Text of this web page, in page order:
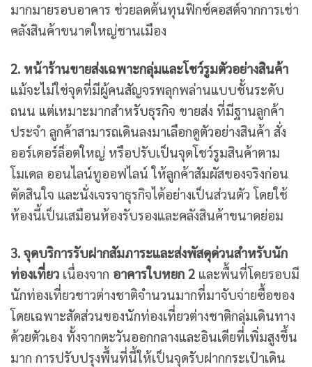
มากมายรอบอาคาร ช่วยลดต้นทุนฟิกซ์คอสต์จากการเช่า
คลังสินค้าขนาดใหญ่ชานเมือง
2. หน้าร้านขายส่งเฉพาะกลุ่มและโชว์รูมตัวอย่างสินค้า
แม้จะไม่ใช่จุดที่มีผู้คนสัญจรพลุกพล่านแบบชั้นระดับ
ถนน แต่เหมาะมากสำหรับธุรกิจ ขายส่ง ที่มีฐานลูกค้า
ประจำ ลูกค้าสามารถเดินลงมาเลือกดูตัวอย่างสินค้า สั่ง
ออร์เดอร์ล็อตใหญ่ หรือปรับเป็นจุดโชว์รูมสินค้าตาม
โมเดล ออนไลน์ทูออฟไลน์ ให้ลูกค้าสัมผัสของจริงก่อน
ตัดสินใจ และนั่งเจรจาธุรกิจได้อย่างเป็นส่วนตัว โดยใช้
ห้องนี้เป็นเสมือนห้องรับรองและคลังสินค้าขนาดย่อม
3. จุดบริการรับฝากสัมภาระและส่งพัสดุด่วนสำหรับนัก
ท่องเที่ยว เนื่องจาก อาคารใบหยก 2 และพื้นที่โดยรอบมี
นักท่องเที่ยวชาวต่างชาติจำนวนมากที่มาจับจ่ายซื้อของ
โดยเฉพาะสัดส่วนของนักท่องเที่ยวต่างชาติกลุ่มเดินทาง
ด้วยตัวเอง ทั้งจากตะวันออกกลางและอินเดียที่เพิ่มสูงขึ้น
มาก การปรับปรุงพื้นที่นี้ให้เป็นจุดรับฝากกระเป๋าเดิน